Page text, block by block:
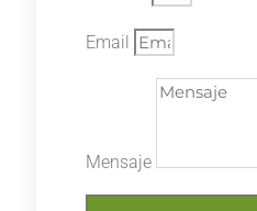
Email
Mensaje